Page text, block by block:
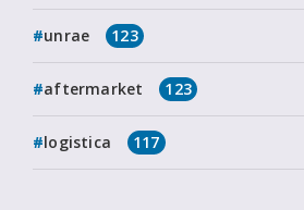
unrae 123
aftermarket 123
logistica 117